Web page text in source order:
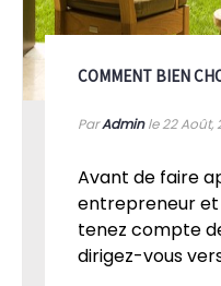
COMMENT BIEN
ParAdminle 22Août,
Avant de faire
entrepreneur
tenez compte
dirigez-vous